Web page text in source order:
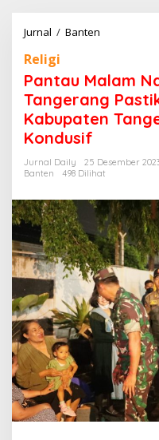
Jurnal / Banten
t
a
u
M
a
m
a
t
a
l
,
P
j
B
u
p
a
n
Religi
Pantau Malam
Tangerang
Kabupaten
Kondusif
Jurnal Daily
25 Desember
Banten
498 Dilihat